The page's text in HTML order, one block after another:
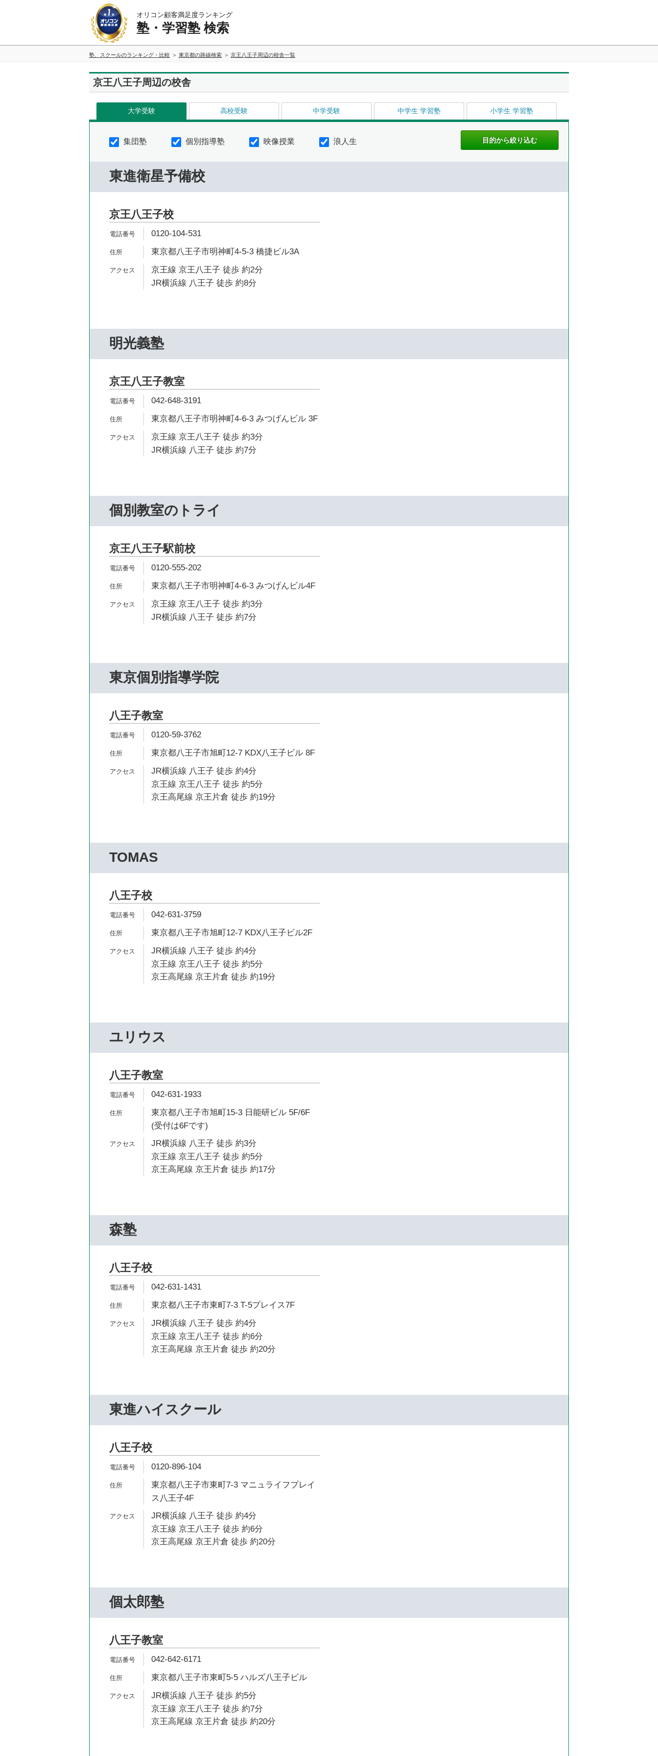
オリコン顧客満足度ランキング
塾・学習塾 検索
塾、スクールのランキング・比較 東京都の路線検索 京王八王子周辺の校舎一覧
京王八王子周辺の校舎
大学受験 高校受験 中学受験 中学生 学習塾 小学生 学習塾
集団塾 個別指導塾 映像授業 浪人生
東進衛星予備校
京王八王子校
0120-104-531
東京都八王子市明神町4-5-3 橋捷ビル3A
京王線 京王八王子 徒歩 約2分
JR横浜線 八王子 徒歩 約8分
明光義塾
京王八王子教室
042-648-3191
東京都八王子市明神町4-6-3 みつげんビル 3F
京王線 京王八王子 徒歩 約3分
JR横浜線 八王子 徒歩 約7分
個別教室のトライ
京王八王子駅前校
0120-555-202
東京都八王子市明神町4-6-3 みつげんビル4F
京王線 京王八王子 徒歩 約3分
JR横浜線 八王子 徒歩 約7分
東京個別指導学院
八王子教室
0120-59-3762
東京都八王子市旭町12-7 KDX八王子ビル 8F
JR横浜線 八王子 徒歩 約4分
京王線 京王八王子 徒歩 約5分
京王高尾線 京王片倉 徒歩 約19分
TOMAS
八王子校
042-631-3759
東京都八王子市旭町12-7 KDX八王子ビル2F
JR横浜線 八王子 徒歩 約4分
京王線 京王八王子 徒歩 約5分
京王高尾線 京王片倉 徒歩 約19分
ユリウス
八王子教室
042-631-1933
東京都八王子市旭町15-3 日能研ビル 5F/6F
(受付は6Fです)
JR横浜線 八王子 徒歩 約3分
京王線 京王八王子 徒歩 約5分
京王高尾線 京王片倉 徒歩 約17分
森塾
八王子校
042-631-1431
東京都八王子市東町7-3 T-5プレイス7F
JR横浜線 八王子 徒歩 約4分
京王線 京王八王子 徒歩 約6分
京王高尾線 京王片倉 徒歩 約20分
東進ハイスクール
八王子校
0120-896-104
東京都八王子市東町7-3 マニュライフプレイ
ス八王子4F
JR横浜線 八王子 徒歩 約4分
京王線 京王八王子 徒歩 約6分
京王高尾線 京王片倉 徒歩 約20分
個太郎塾
八王子教室
042-642-6171
東京都八王子市東町5-5 ハルズ八王子ビル
JR横浜線 八王子 徒歩 約5分
京王線 京王八王子 徒歩 約7分
京王高尾線 京王片倉 徒歩 約20分